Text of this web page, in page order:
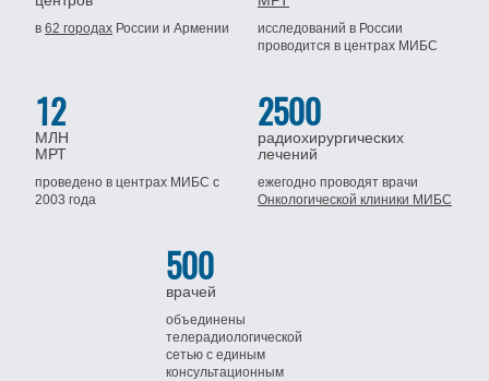
в62 городах Россиии Армении
исследований в России
проводится в центрах МИБС
12
МЛН
МРТ
проведено в центрах МИБСс
2003 года
2500
радиохирургических
лечений
ежегодно проводят врачи
Онкологической клиники МИБС
500
врачей
объединены
телерадиологической
сетью с единым
консультационным